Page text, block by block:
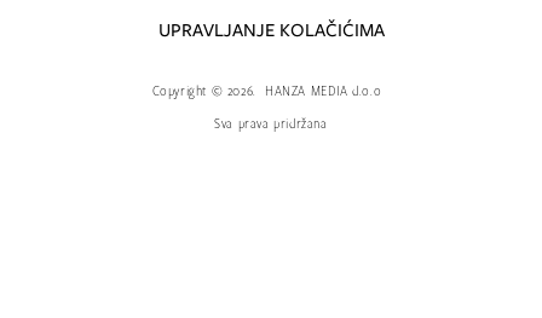
UPRAVLJANJE KOLAČIĆIMA
Copyright © 2026.
HANZA MEDIA d.o.o
Sva prava pridržana